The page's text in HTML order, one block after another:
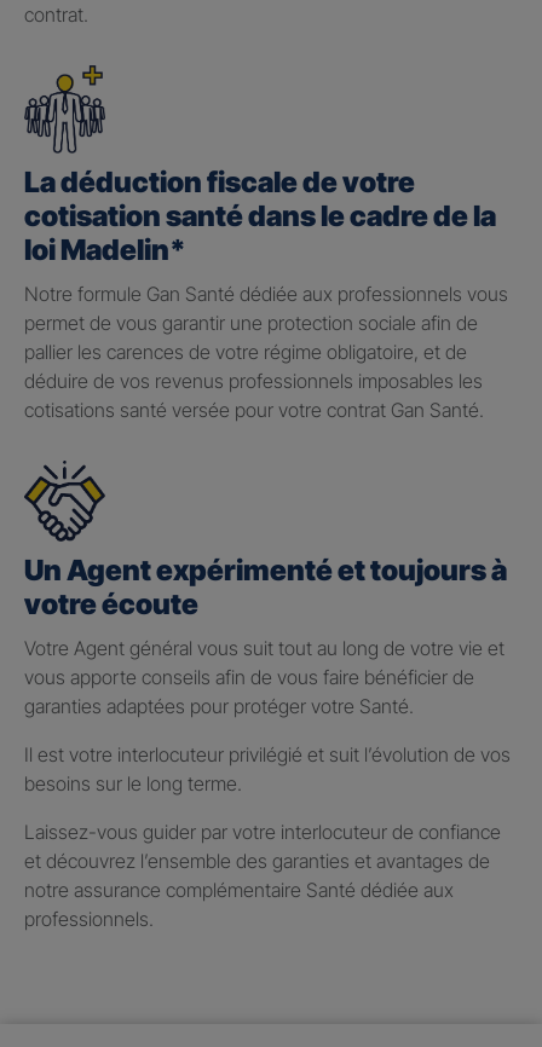
contrat.
La déduction fiscale de votre
cotisation santé dans le cadre de la
loi Madelin*
Notre formule Gan Santé dédiée aux professionnels vous
permet de vous garantir une protection sociale afin de
pallier les carences de votre régime obligatoire, et de
déduire de vos revenus professionnels imposables les
cotisations santé versée pour votre contrat Gan Santé.
Un Agent expérimenté et toujours à
votre écoute
Votre Agent général vous suit tout au long de votre vie et
vous apporte conseils afin de vous faire bénéficier de
garanties adaptées pour protéger votre Santé.
Il est votre interlocuteur privilégié et suit l’évolution de vos
besoins sur le long terme.
Laissez-vous guider par votre interlocuteur de confiance
et découvrez l’ensemble des garanties et avantages de
notre assurance complémentaire Santé dédiée aux
professionnels.